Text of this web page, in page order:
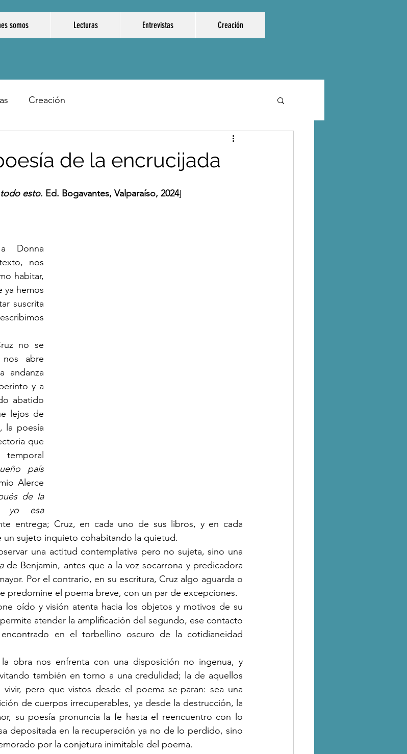
somos Lecturas Entrevistas Creación
Creación
de la encrucijada
esto. Ed. Bogavantes, Valparaíso, 2024]
Donna
nos
habitar,
ya hemos
suscrita
abre
andanza
y a
abatido
lejos de
la poesía
que
país
Alerce
de la
yo esa
entrega; Cruz, en cada uno de sus libros, y en cada
un sujeto inquieto cohabitando la quietud.
de Benjamin, antes que a la voz socarrona y predicadora
Por el contrario, en su escritura, Cruz algo aguarda o
predomine el poema breve, con un par de excepciones.
atender la amplificación del segundo, ese contacto
en el torbellino oscuro de la cotidianeidad
también en torno a una credulidad; la de aquellos
pero que vistos desde el poema se-paran: sea una
de cuerpos irrecuperables, ya desde la destrucción, la
su poesía pronuncia la fe hasta el reencuentro con lo
depositada en la recuperación ya no de lo perdido, sino
por la conjetura inimitable del poema.